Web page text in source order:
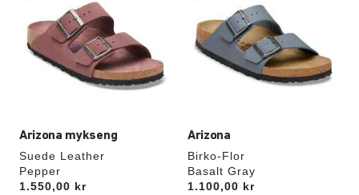
Arizona mykseng
Suede Leather
Pepper
Price:
1.550,00 kr
swatch-
farger
oppdatere
produktbildet
Arizona
Birko-Flor
Basalt Gray
Price:
1.100,00 kr
swatch-
farger
oppdatere
produktbildet